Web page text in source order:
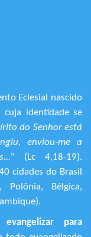
Eclesial nascido
identidade se
do Senhor está
enviou-me a
" (Lc 4,18-19).
cidades do Brasil
Bélgica,
evangelizar para